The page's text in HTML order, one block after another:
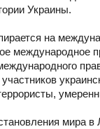
Украины.
на
международное
мира в